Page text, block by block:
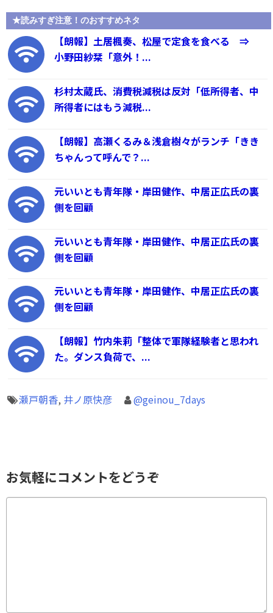
★読みすぎ注意！のおすすめネタ
【朗報】土居楓奏、松屋で定食を食べる ⇒
小野田紗栞「意外！...
杉村太蔵氏、消費税減税は反対「低所得者、中
所得者にはもう減税...
【朗報】高瀬くるみ＆浅倉樹々がランチ「きき
ちゃんって呼んで？...
元いいとも青年隊・岸田健作、中居正広氏の裏
側を回顧
元いいとも青年隊・岸田健作、中居正広氏の裏
側を回顧
元いいとも青年隊・岸田健作、中居正広氏の裏
側を回顧
【朗報】竹内朱莉「整体で軍隊経験者と思われ
た。ダンス負荷で、...
瀬戸朝香, 井ノ原快彦 @geinou_7days
お気軽にコメントをどうぞ